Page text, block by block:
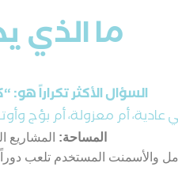
ما الذي
السؤال الأكثر تكراراً
أم معزولة، أم بؤج
المساحة: المشاريع
والأسمنت المستخدم تلعب